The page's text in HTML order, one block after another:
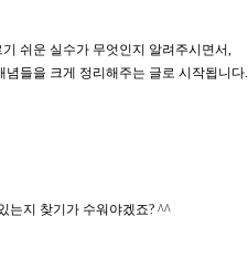
쉬운 실수가 무엇인지 알려주시면서,
들을 크게 정리해주는 글로 시작됩니다.
는지 찾기가 수워야겠죠? ^^